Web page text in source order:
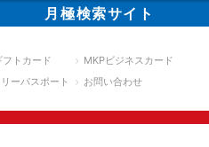
月極検索サイト
フトカード
MKPビジネスカード
ーパスポート
お問い合わせ